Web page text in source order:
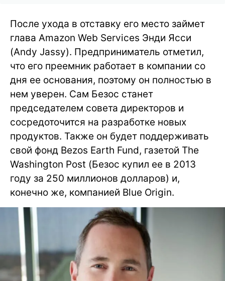
После ухода в отставку его место займет
глава Amazon Web Services Энди Ясси
(Andy Jassy). Предприниматель отметил,
что его преемник работает в компании со
дня ее основания, поэтому он полностью в
нем уверен. Сам Безос станет
председателем совета директоров и
сосредоточится на разработке новых
продуктов. Также он будет поддерживать
свой фонд Bezos Earth Fund, газетой The
Washington Post (Безос купил ее в 2013
году за 250 миллионов долларов) и,
конечно же, компанией Blue Origin.